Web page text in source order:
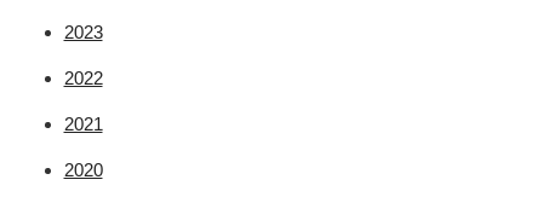
2023
2022
2021
2020